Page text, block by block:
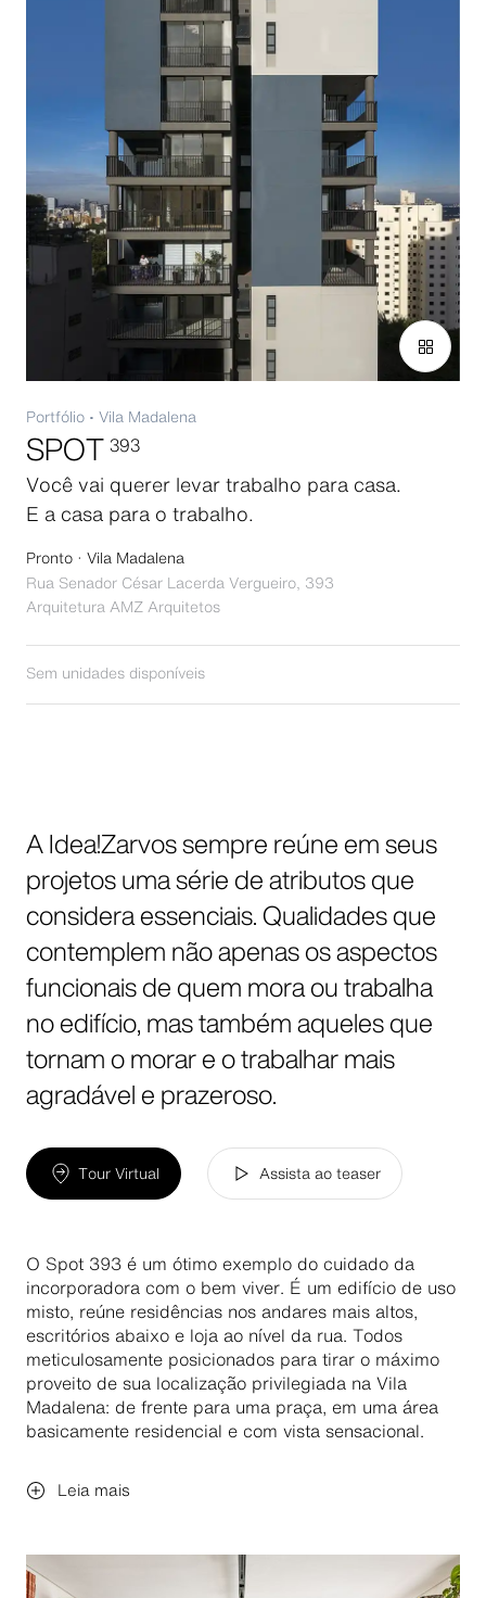
Portfólio • Vila Madalena
SPOT 393
Você vai querer levar trabalho para casa.
E a casa para o trabalho.
Pronto · Vila Madalena
Rua Senador César Lacerda Vergueiro, 393
Arquitetura AMZ Arquitetos
Sem unidades disponíveis
A Idea!Zarvos sempre reúne em seus
projetos uma série de atributos que
considera essenciais. Qualidades que
contemplem não apenas os aspectos
funcionais de quem mora ou trabalha
no edifício, mas também aqueles que
tornam o morar e o trabalhar mais
agradável e prazeroso.
Tour Virtual Assista ao teaser
O Spot 393 é um ótimo exemplo do cuidado da
incorporadora com o bem viver. É um edifício de uso
misto, reúne residências nos andares mais altos,
escritórios abaixo e loja ao nível da rua. Todos
meticulosamente posicionados para tirar o máximo
proveito de sua localização privilegiada na Vila
Madalena: de frente para uma praça, em uma área
basicamente residencial e com vista sensacional.
Leia mais